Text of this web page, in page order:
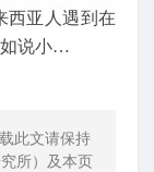
西亚人遇到在
如说小…
载此文请保持
所）及本页